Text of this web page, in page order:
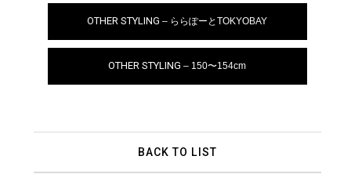
OTHER STYLING – ららぽーとTOKYOBAY
OTHER STYLING – 150〜154cm
BACK TO LIST